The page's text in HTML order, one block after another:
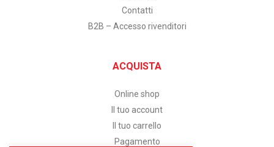
Contatti
B2B – Accesso rivenditori
ACQUISTA
Online shop
Il tuo account
Il tuo carrello
Pagamento